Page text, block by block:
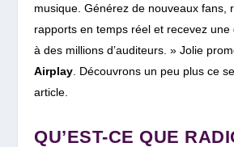
musique. Générez de nouveaux fans,
rapports en temps réel et recevez une
à des millions d’auditeurs. » Jolie
Airplay. Découvrons un peu plus ce
article.
QU’EST-CE QUE